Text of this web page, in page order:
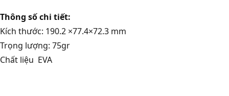
Thông số chi tiết:
Kích thước: 190.2 ×77.4×72.3 mm
Trọng lượng: 75gr
Chất liệu EVA